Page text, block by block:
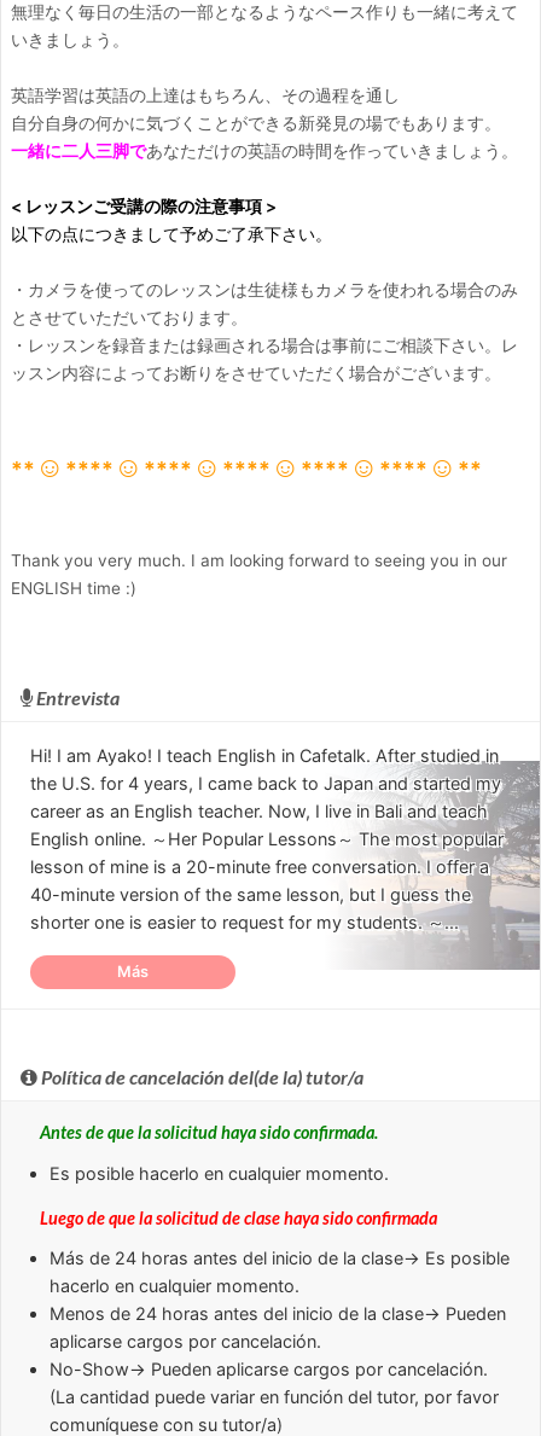
無理なく毎日の生活の一部となるようなペース作りも一緒に考えて
いきましょう。
英語学習は英語の上達はもちろん、その過程を通し
自分自身の何かに気づくことができる新発見の場でもあります。
一緒に二人三脚であなただけの英語の時間を作っていきましょう。
< レッスンご受講の際の注意事項 >
以下の点につきまして予めご了承下さい。
・カメラを使ってのレッスンは生徒様もカメラを使われる場合のみ
とさせていただいております。
・レッスンを録音または録画される場合は事前にご相談下さい。レ
ッスン内容によってお断りをさせていただく場合がございます。
** ☺ **** ☺ **** ☺ **** ☺ **** ☺ **** ☺ **
Thank you very much. I am looking forward to seeing you in our
ENGLISH time :)
Entrevista
Hi! I am Ayako! I teach English in Cafetalk. After studied in
the U.S. for 4 years, I came back to Japan and started my
career as an English teacher. Now, I live in Bali and teach
English online. ～Her Popular Lessons～ The most popular
lesson of mine is a 20-minute free conversation. I offer a
40-minute version of the same lesson, but I guess the
shorter one is easier to request for my students. ～...
Más
Política de cancelación del(de la) tutor/a
Antes de que la solicitud haya sido confirmada.
Es posible hacerlo en cualquier momento.
Luego de que la solicitud de clase haya sido confirmada
Más de 24 horas antes del inicio de la clase→ Es posible
hacerlo en cualquier momento.
Menos de 24 horas antes del inicio de la clase→ Pueden
aplicarse cargos por cancelación.
No-Show→ Pueden aplicarse cargos por cancelación.
(La cantidad puede variar en función del tutor, por favor
comuníquese con su tutor/a)